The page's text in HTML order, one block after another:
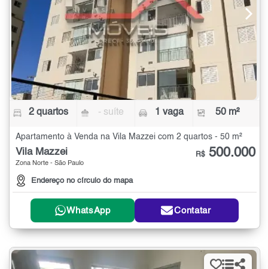
2 quartos - suíte 1 vaga 50 m²
Apartamento à Venda na Vila Mazzei com 2 quartos - 50 m²
Vila Mazzei
Zona Norte - São Paulo
Endereço no círculo do mapa
R$ 500.000
WhatsApp Contatar